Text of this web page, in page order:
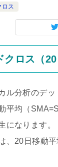
ロス
クロス（20
ル分析のデッ
平均（
になります。
、20日移動